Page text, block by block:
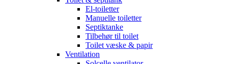
El-toiletter
Manuelle toiletter
Septiktanke
Tilbehør til toilet
Toilet væske & papir
Ventilation